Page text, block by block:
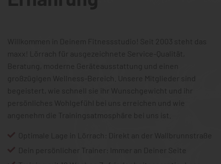
Willkommen in Deinem Fitnessstudio! Seit 2003 steht das
maxx! Lörrach für ausgezeichnete Service-Qualität,
Beratung, moderne Geräteausstattung und einen
großzügigen Wellness-Bereich. Unsere Mitglieder sind
begeistert, wie schnell sie ihr Wunschgewicht und ihr
persönliches Wohlgefühl bei uns erreichen und wie
angenehm die Trainingsatmosphäre bei uns ist.
Optimale Lage in Lörrach: Direkt an der Wallbrunnstraße
Dein persönlicher Trainer: Immer an Deiner Seite